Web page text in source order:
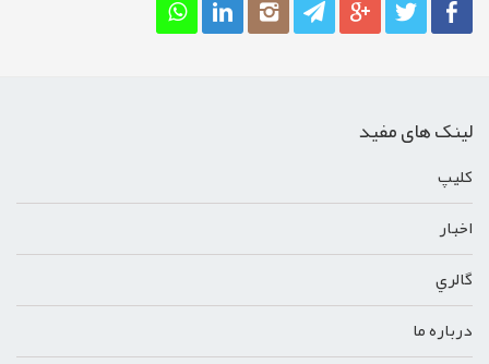
لینک های مفید
کليپ
اخبار
گالري
درباره ما